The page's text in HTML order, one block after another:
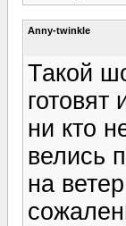
Anny-twinkle
Такой
ни кто
велись
на